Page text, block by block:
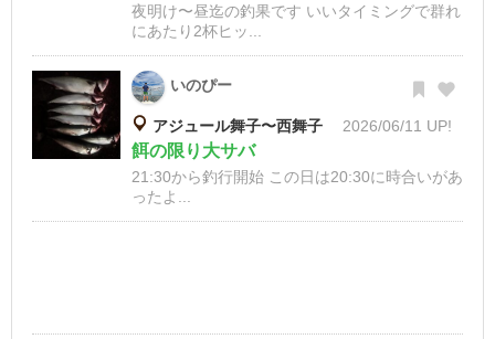
夜明け〜昼迄の釣果です いいタイミングで群れ
にあたり2杯ヒッ...
いのぴー
アジュール舞子〜西舞子 2026/06/11 UP!
餌の限り大サバ
21:30から釣行開始 この日は20:30に時合いがあ
ったよ...